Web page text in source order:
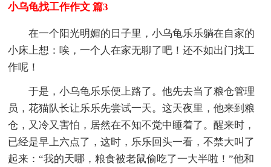
小乌龟找工作作文 篇3
在一个阳光明媚的日子里，小乌龟乐乐躺在自家的
小床上想：唉，一个人在家无聊了吧！还不如出门找工
作呢！
于是，小乌龟乐乐便上路了。他先去当了粮仓管理
员，花猫队长让乐乐先尝试一天。这天夜里，他来到粮
仓，又冷又害怕，居然在不知不觉中睡着了。醒来时，
已经是早上六点了，这时，乐乐回头一看，不禁大叫了
起来：“我的天哪，粮食被老鼠偷吃了一大半啦！”他和